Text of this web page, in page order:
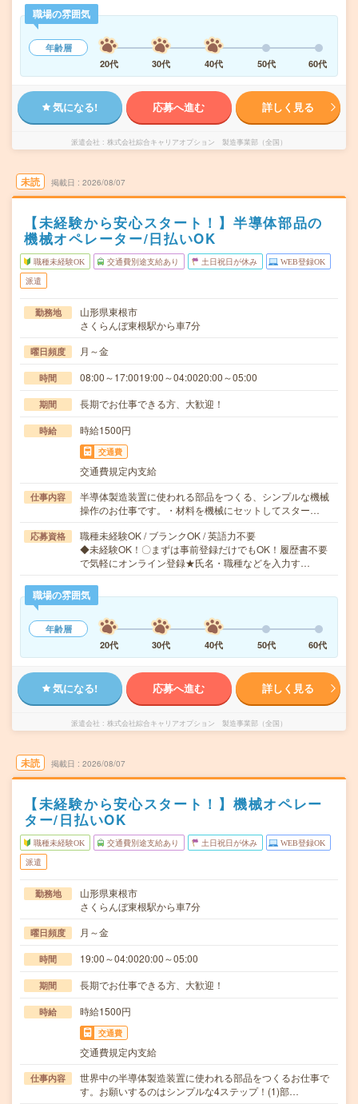
職場の雰囲気
年齢層
20代
30代 40代 50代 60代
気になる! 応募へ進む 詳しく見る
派遣会社 株式会社綜合キャリアオプション 製造事業部（全国）
未読 掲載日 2026/08/07
【未経験から安心スタート！】半導体部品の
機械オペレーター/日払いOK
職種未経験OK 交通費別途支給あり 土日祝日が休み WEB登録OK
派遣
勤務地
山形県東根市
さくらんぼ東根駅から車7分
曜日頻度 月～金
時間 08:00～17:0019:00～04:0020:00～05:00
期間 長期でお仕事できる方、大歓迎！
時給 時給1500円
交通費
交通費規定内支給
仕事内容
半導体製造装置に使われる部品をつくる、シンプルな機械
操作のお仕事です。・材料を機械にセットしてスター…
応募資格
職種未経験OK / ブランクOK / 英語力不要
◆未経験OK！〇まずは事前登録だけでもOK！履歴書不要
で気軽にオンライン登録★氏名・職種などを入力す…
職場の雰囲気
年齢層
20代
30代 40代 50代 60代
気になる! 応募へ進む 詳しく見る
派遣会社 株式会社綜合キャリアオプション 製造事業部（全国）
未読 掲載日 2026/08/07
【未経験から安心スタート！】機械オペレー
ター/日払いOK
職種未経験OK 交通費別途支給あり 土日祝日が休み WEB登録OK
派遣
勤務地
山形県東根市
さくらんぼ東根駅から車7分
曜日頻度 月～金
時間 19:00～04:0020:00～05:00
期間 長期でお仕事できる方、大歓迎！
時給 時給1500円
交通費
交通費規定内支給
仕事内容
世界中の半導体製造装置に使われる部品をつくるお仕事で
す。お願いするのはシンプルな4ステップ！(1)部…